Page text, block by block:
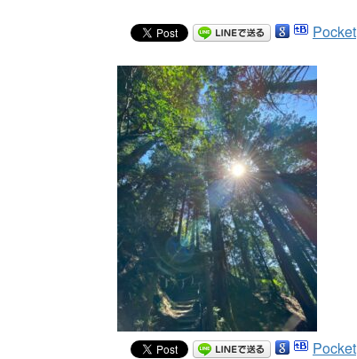
Pocket
Pocket